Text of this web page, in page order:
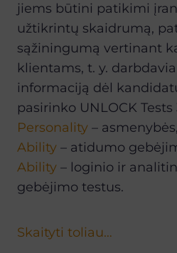
jiems būtini patikimi į
užtikrintų skaidrumą,
sąžiningumą vertinant
klientams, t. y.
informaciją dėl kandidat
pasirinko UNLOCK Tests
Personality – asmenybės,
Ability – atidumo
Ability – loginio ir
gebėjimo testus.
Skaityti toliau…